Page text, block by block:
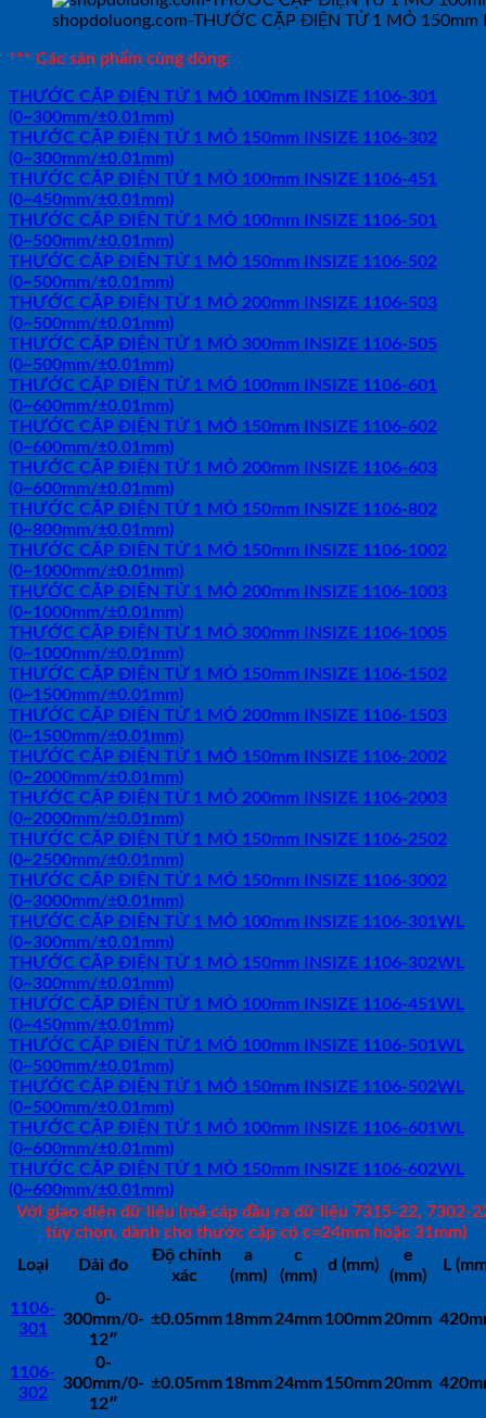
shopdoluong.com-THƯỚC CẶP ĐIỆN TỬ 1 MỎ
*** Các sản phẩm cùng dòng:
THƯỚC CẶP ĐIỆN TỬ 1 MỎ 100mm INSIZE 1106-301
(0~300mm/±0.01mm)
THƯỚC CẶP ĐIỆN TỬ 1 MỎ 150mm INSIZE 1106-302
(0~300mm/±0.01mm)
THƯỚC CẶP ĐIỆN TỬ 1 MỎ 100mm INSIZE 1106-451
(0~450mm/±0.01mm)
THƯỚC CẶP ĐIỆN TỬ 1 MỎ 100mm INSIZE 1106-501
(0~500mm/±0.01mm)
THƯỚC CẶP ĐIỆN TỬ 1 MỎ 150mm INSIZE 1106-502
(0~500mm/±0.01mm)
THƯỚC CẶP ĐIỆN TỬ 1 MỎ 200mm INSIZE 1106-503
(0~500mm/±0.01mm)
THƯỚC CẶP ĐIỆN TỬ 1 MỎ 300mm INSIZE 1106-505
(0~500mm/±0.01mm)
THƯỚC CẶP ĐIỆN TỬ 1 MỎ 100mm INSIZE 1106-601
(0~600mm/±0.01mm)
THƯỚC CẶP ĐIỆN TỬ 1 MỎ 150mm INSIZE 1106-602
(0~600mm/±0.01mm)
THƯỚC CẶP ĐIỆN TỬ 1 MỎ 200mm INSIZE 1106-603
(0~600mm/±0.01mm)
THƯỚC CẶP ĐIỆN TỬ 1 MỎ 150mm INSIZE 1106-802
(0~800mm/±0.01mm)
THƯỚC CẶP ĐIỆN TỬ 1 MỎ 150mm INSIZE 1106-1002
(0~1000mm/±0.01mm)
THƯỚC CẶP ĐIỆN TỬ 1 MỎ 200mm INSIZE 1106-1003
(0~1000mm/±0.01mm)
THƯỚC CẶP ĐIỆN TỬ 1 MỎ 300mm INSIZE 1106-1005
(0~1000mm/±0.01mm)
THƯỚC CẶP ĐIỆN TỬ 1 MỎ 150mm INSIZE 1106-1502
(0~1500mm/±0.01mm)
THƯỚC CẶP ĐIỆN TỬ 1 MỎ 200mm INSIZE 1106-1503
(0~1500mm/±0.01mm)
THƯỚC CẶP ĐIỆN TỬ 1 MỎ 150mm INSIZE 1106-2002
(0~2000mm/±0.01mm)
THƯỚC CẶP ĐIỆN TỬ 1 MỎ 200mm INSIZE 1106-2003
(0~2000mm/±0.01mm)
THƯỚC CẶP ĐIỆN TỬ 1 MỎ 150mm INSIZE 1106-2502
(0~2500mm/±0.01mm)
THƯỚC CẶP ĐIỆN TỬ 1 MỎ 150mm INSIZE 1106-3002
(0~3000mm/±0.01mm)
THƯỚC CẶP ĐIỆN TỬ 1 MỎ 100mm INSIZE 1106-301WL
(0~300mm/±0.01mm)
THƯỚC CẶP ĐIỆN TỬ 1 MỎ 150mm INSIZE 1106-302WL
(0~300mm/±0.01mm)
THƯỚC CẶP ĐIỆN TỬ 1 MỎ 100mm INSIZE 1106-451WL
(0~450mm/±0.01mm)
THƯỚC CẶP ĐIỆN TỬ 1 MỎ 100mm INSIZE 1106-501WL
(0~500mm/±0.01mm)
THƯỚC CẶP ĐIỆN TỬ 1 MỎ 150mm INSIZE 1106-502WL
(0~500mm/±0.01mm)
THƯỚC CẶP ĐIỆN TỬ 1 MỎ 100mm INSIZE 1106-601WL
(0~600mm/±0.01mm)
THƯỚC CẶP ĐIỆN TỬ 1 MỎ 150mm INSIZE 1106-602WL
(0~600mm/±0.01mm)
Với giao diện dữ liệu (mã cáp đầu ra dữ liệu 7315-22, 7302-
tùy chọn, dành cho thước cặp có c=24mm hoặc 31mm)
Loại
Dải đo
Độ chính
xác
a
(mm)
c
(mm)
d (mm)
e
(mm)
L
1106-
301
0-
300mm/0-
12″
±0.05mm18mm24mm100mm20mm
1106-
302
0-
300mm/0-
12″
±0.05mm18mm24mm150mm20mm